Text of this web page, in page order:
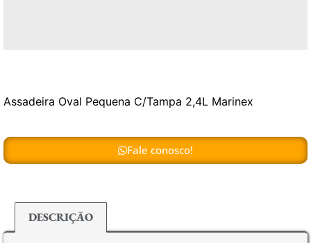
Assadeira Oval Pequena C/Tampa 2,4L Marinex
Fale conosco!
DESCRIÇÃO